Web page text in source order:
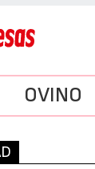
OVINO